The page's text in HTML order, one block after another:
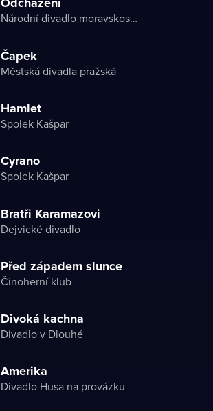
Národní divadlo moravskoslezské
Čapek
Městská divadla pražská
Hamlet
Spolek Kašpar
Cyrano
Spolek Kašpar
Bratři Karamazovi
Dejvické divadlo
Před západem slunce
Činoherní klub
Divoká kachna
Divadlo v Dlouhé
Amerika
Divadlo Husa na provázku